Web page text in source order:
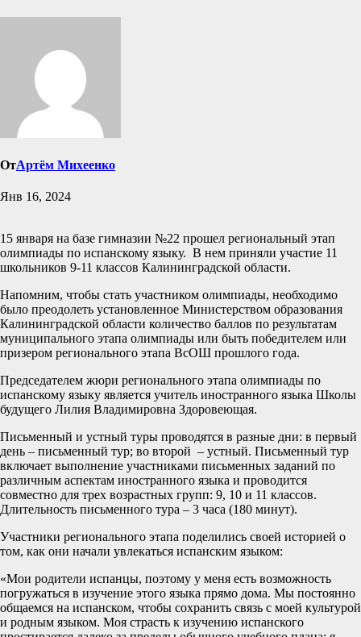
ОтАртём Михеенко
Янв 16, 2024
15 января на базе гимназии №22 прошел региональный этап
олимпиады по испанскому языку. В нем приняли участие 11
школьников 9-11 классов Калининградской области.
Напомним, чтобы стать участником олимпиады, необходимо
было преодолеть установленное Министерством образования
Калининградской области количество баллов по результатам
муниципального этапа олимпиады или быть победителем или
призером регионального этапа ВсОШ прошлого года.
Председателем жюри регионального этапа олимпиады по
испанскому языку является учитель иностранного языка Школы
будущего Лилия Владимировна Здоровеющая.
Письменный и устный туры проводятся в разные дни: в первый
день – письменный тур; во второй – устный. Письменный тур
включает выполнение участниками письменных заданий по
различным аспектам иностранного языка и проводится
совместно для трех возрастных групп: 9, 10 и 11 классов.
Длительность письменного тура – 3 часа (180 минут).
Участники регионального этапа поделились своей историей о
том, как они начали увлекаться испанским языком:
«Мои родители испанцы, поэтому у меня есть возможность
погружаться в изучение этого языка прямо дома. Мы постоянно
общаемся на испанском, чтобы сохранить связь с моей культурой
и родным языком. Моя страсть к изучению испанского